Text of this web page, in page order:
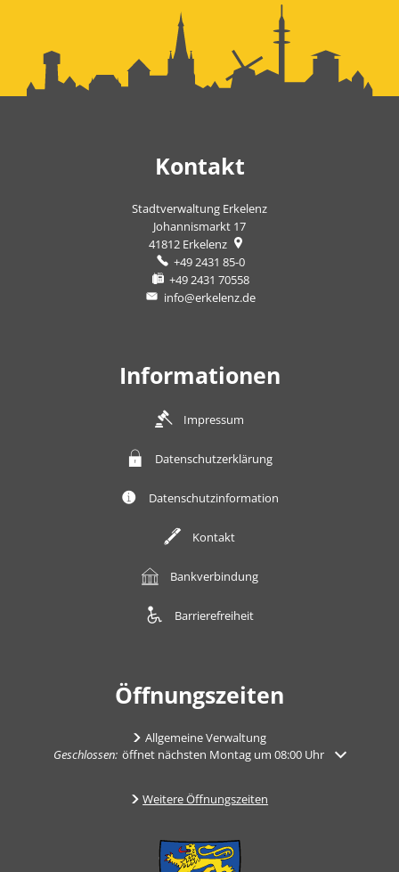
Kontakt
Stadtverwaltung Erkelenz
Johannismarkt 17
41812 Erkelenz
+49 2431 85-0
+49 2431 70558
info@erkelenz.de
Informationen
Impressum
Datenschutzerklärung
Datenschutzinformation
Kontakt
Bankverbindung
Barrierefreiheit
Öffnungszeiten
Allgemeine Verwaltung
Klicken, um weitere Öffnungs- oder Schließzeiten auszublenden
Geschlossen: öffnet nächsten Montag um 08:00 Uhr
Weitere Öffnungszeiten